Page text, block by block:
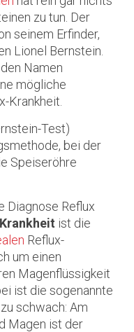
zu tun. Der
seinem Erfinder,
Lionel Bernstein.
Namen
mögliche
Krankheit.
Test)
bei der
Speiseröhre
Diagnose Reflux
ist die
Reflux-
um einen
Magenflüssigkeit
ist die sogenannte
schwach: Am
Magen ist der